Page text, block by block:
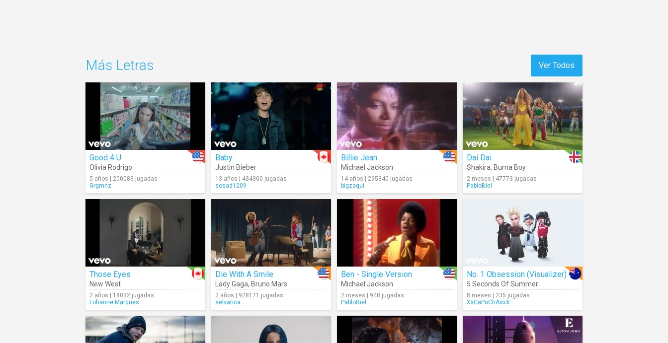
Ver Todos
Más Letras
Good 4 U
Olivia Rodrigo
5 años | 200083 jugadas
Grgmnz
Baby
Justin Bieber
13 años | 434300 jugadas
sosad1209
Billie Jean
Michael Jackson
14 años | 295340 jugadas
bigzaqui
Dai Dai
Shakira, Burna Boy
2 meses | 47773 jugadas
PabloBiel
Those Eyes
New West
2 años | 18032 jugadas
Lohanne.Marques
Die With A Smile
Lady Gaga, Bruno Mars
2 años | 928171 jugadas
selvatica
Ben - Single Version
Michael Jackson
2 meses | 948 jugadas
PabloBiel
No. 1 Obsession (Visualizer)
5 Seconds Of Summer
8 meses | 235 jugadas
XxCaPuChAsxX